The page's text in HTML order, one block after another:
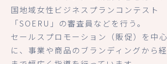
国地域女性ビジネスプランコンテスト
「SOERU」の審査員などを行う。
セールスプロモーション（販促）を中心
に、事業や商品のブランディングから